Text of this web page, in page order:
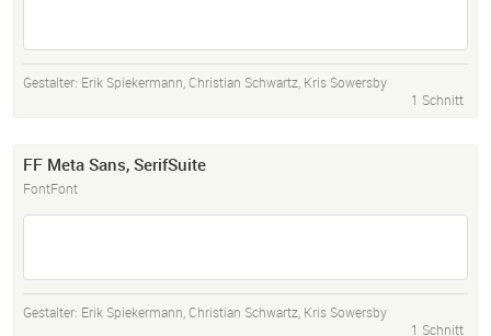
Gestalter: Erik Spiekermann,Christian Schwartz, Kris Sowersby
1 Schnitt
FF Meta Sans, SerifSuite
FontFont
Gestalter: Erik Spiekermann,Christian Schwartz, Kris Sowersby
1 Schnitt